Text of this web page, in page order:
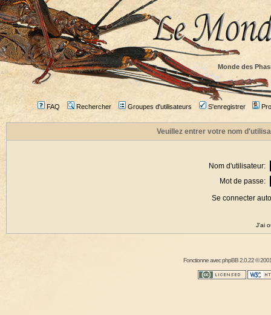
Monde des
FAQ Rechercher Groupes d'utilisateurs S'enregistrer
Veuillez entrer votre nom
Nom d'utilisateur:
Mot de passe:
Se connecter
J'ai
Fonctionne avecphpBB2.0.22 ©